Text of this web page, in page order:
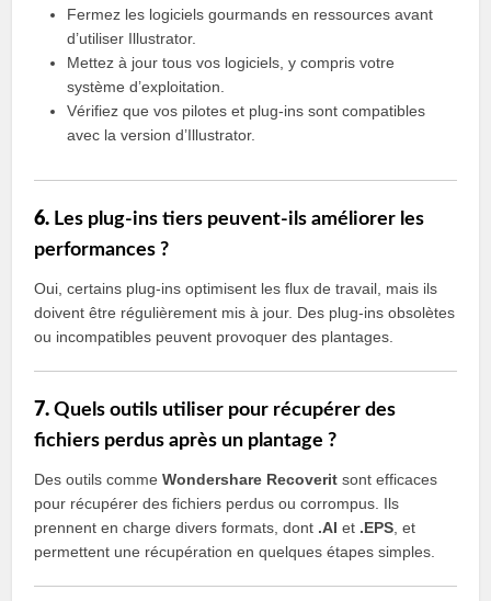
Fermez les logiciels gourmands en ressources avant
d’utiliser Illustrator.
Mettez à jour tous vos logiciels, y compris votre
système d’exploitation.
Vérifiez que vos pilotes et plug-ins sont compatibles
avec la version d’Illustrator.
6. Les plug-ins tiers peuvent-ils améliorer les
performances ?
Oui, certains plug-ins optimisent les flux de travail, mais ils
doivent être régulièrement mis à jour. Des plug-ins obsolètes
ou incompatibles peuvent provoquer des plantages.
7.Quels outils utiliser pour récupérer des
fichiers perdus après un plantage ?
Des outils commeWondershare Recoverit sont efficaces
pour récupérer des fichiers perdus ou corrompus. Ils
prennent en charge divers formats, dont .AI et .EPS , et
permettent une récupération en quelques étapes simples.